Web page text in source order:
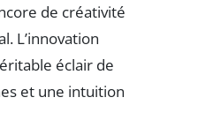
de créativité
L’innovation
éclair de
et une intuition